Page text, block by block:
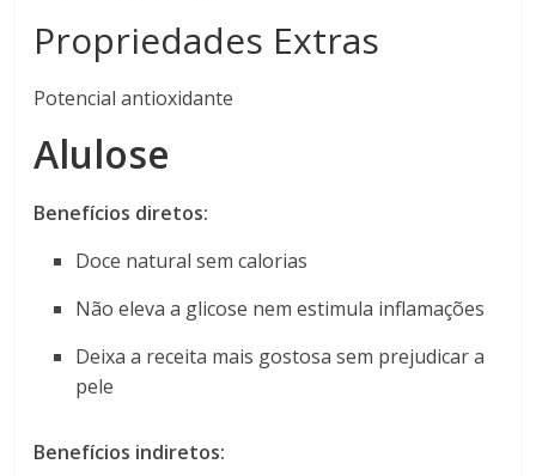
Propriedades Extras
Potencial antioxidante
Alulose
Benefícios diretos:
Doce natural sem calorias
Não eleva a glicose nem estimula inflamações
Deixa a receita mais gostosa sem prejudicar a
pele
Benefícios indiretos: